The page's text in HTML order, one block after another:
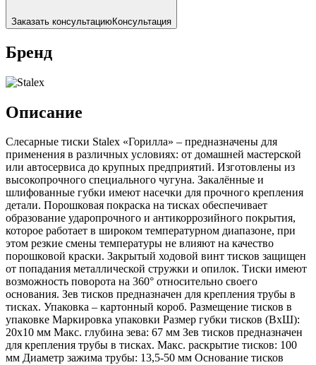
Заказать консультациюКонсультация
Бренд
Описание
Слесарные тиски Stalex «Горилла» – предназначены для
применения в различных условиях: от домашней мастерской
или автосервиса до крупных предприятий. Изготовлены из
высокопрочного специального чугуна. Закалённые и
шлифованные губки имеют насечки для прочного крепления
детали. Порошковая покраска на тисках обеспечивает
образование ударопрочного и антикоррозийного покрытия,
которое работает в широком температурном диапазоне, при
этом резкие смены температуры не влияют на качество
порошковой краски. Закрытый ходовой винт тисков защищен
от попадания металлической стружки и опилок. Тиски имеют
возможность поворота на 360° относительно своего
основания. Зев тисков предназначен для крепления трубы в
тисках. Упаковка – картонный короб. Размещение тисков в
упаковке Маркировка упаковки Размер губки тисков (ВхШ):
20х10 мм Макс. глубина зева: 67 мм Зев тисков предназначен
для крепления трубы в тисках. Макс. раскрытие тисков: 100
мм Диаметр зажима трубы: 13,5-50 мм Основание тисков